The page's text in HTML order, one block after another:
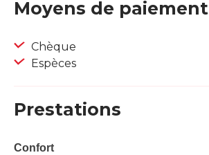
Moyens de paiement
Chèque
Espèces
Prestations
Confort